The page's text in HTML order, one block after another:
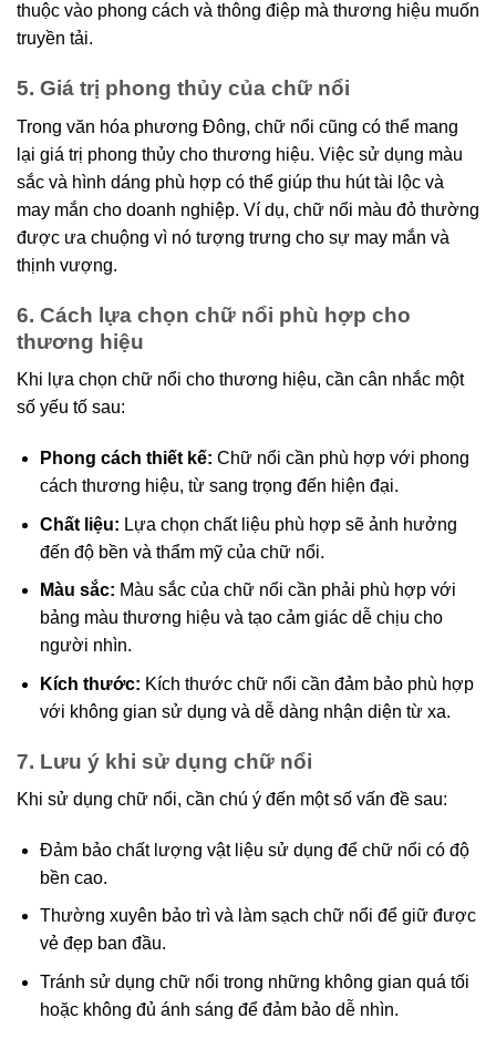
thuộc vào phong cách và thông điệp mà thương hiệu muốn
truyền tải.
5. Giá trị phong thủy của chữ nổi
Trong văn hóa phương Đông, chữ nổi cũng có thể mang
lại giá trị phong thủy cho thương hiệu. Việc sử dụng màu
sắc và hình dáng phù hợp có thể giúp thu hút tài lộc và
may mắn cho doanh nghiệp. Ví dụ, chữ nổi màu đỏ thường
được ưa chuộng vì nó tượng trưng cho sự may mắn và
thịnh vượng.
6. Cách lựa chọn chữ nổi phù hợp cho
thương hiệu
Khi lựa chọn chữ nổi cho thương hiệu, cần cân nhắc một
số yếu tố sau:
Phong cách thiết kế: Chữ nổi cần phù hợp với phong
cách thương hiệu, từ sang trọng đến hiện đại.
Chất liệu: Lựa chọn chất liệu phù hợp sẽ ảnh hưởng
đến độ bền và thẩm mỹ của chữ nổi.
Màu sắc: Màu sắc của chữ nổi cần phải phù hợp với
bảng màu thương hiệu và tạo cảm giác dễ chịu cho
người nhìn.
Kích thước: Kích thước chữ nổi cần đảm bảo phù hợp
với không gian sử dụng và dễ dàng nhận diện từ xa.
7. Lưu ý khi sử dụng chữ nổi
Khi sử dụng chữ nổi, cần chú ý đến một số vấn đề sau:
Đảm bảo chất lượng vật liệu sử dụng để chữ nổi có độ
bền cao.
Thường xuyên bảo trì và làm sạch chữ nổi để giữ được
vẻ đẹp ban đầu.
Tránh sử dụng chữ nổi trong những không gian quá tối
hoặc không đủ ánh sáng để đảm bảo dễ nhìn.